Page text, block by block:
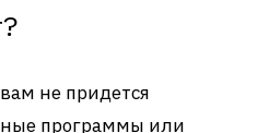
не придется
программы или